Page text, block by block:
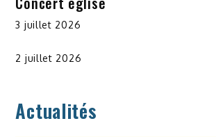
3 juillet 2026
2 juillet 2026
Actualités